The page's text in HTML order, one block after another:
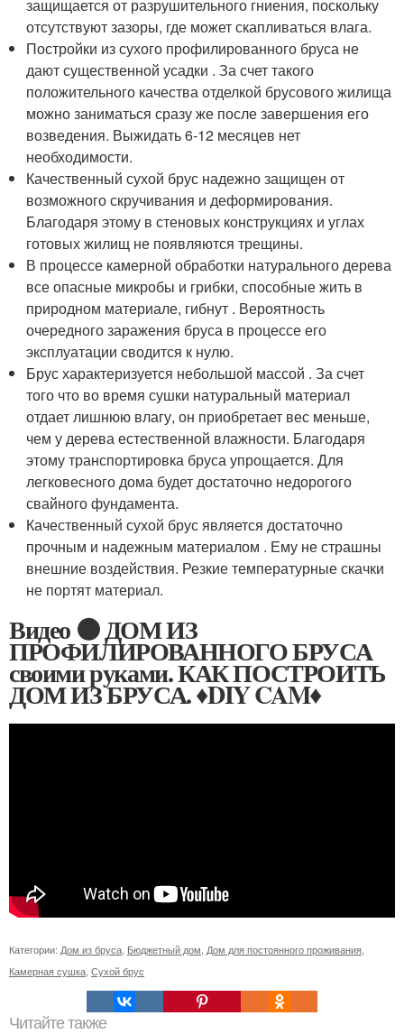
защищается от разрушительного гниения, поскольку
отсутствуют зазоры, где может скапливаться влага.
Постройки из сухого профилированного бруса не
дают существенной усадки . За счет такого
положительного качества отделкой брусового жилища
можно заниматься сразу же после завершения его
возведения. Выжидать 6-12 месяцев нет
необходимости.
Качественный сухой брус надежно защищен от
возможного скручивания и деформирования.
Благодаря этому в стеновых конструкциях и углах
готовых жилищ не появляются трещины.
В процессе камерной обработки натурального дерева
все опасные микробы и грибки, способные жить в
природном материале, гибнут . Вероятность
очередного заражения бруса в процессе его
эксплуатации сводится к нулю.
Брус характеризуется небольшой массой . За счет
того что во время сушки натуральный материал
отдает лишнюю влагу, он приобретает вес меньше,
чем у дерева естественной влажности. Благодаря
этому транспортировка бруса упрощается. Для
легковесного дома будет достаточно недорогого
свайного фундамента.
Качественный сухой брус является достаточно
прочным и надежным материалом . Ему не страшны
внешние воздействия. Резкие температурные скачки
не портят материал.
Видео ⚫ ДОМ ИЗ
ПРОФИЛИРОВАННОГО БРУСА
своими руками. КАК ПОСТРОИТЬ
ДОМ ИЗ БРУСА. ♦DIY CAM♦
Категории: Дом из бруса Бюджетный дом Дом для постоянного проживания
Камерная сушка Сухой брус
Читайте также